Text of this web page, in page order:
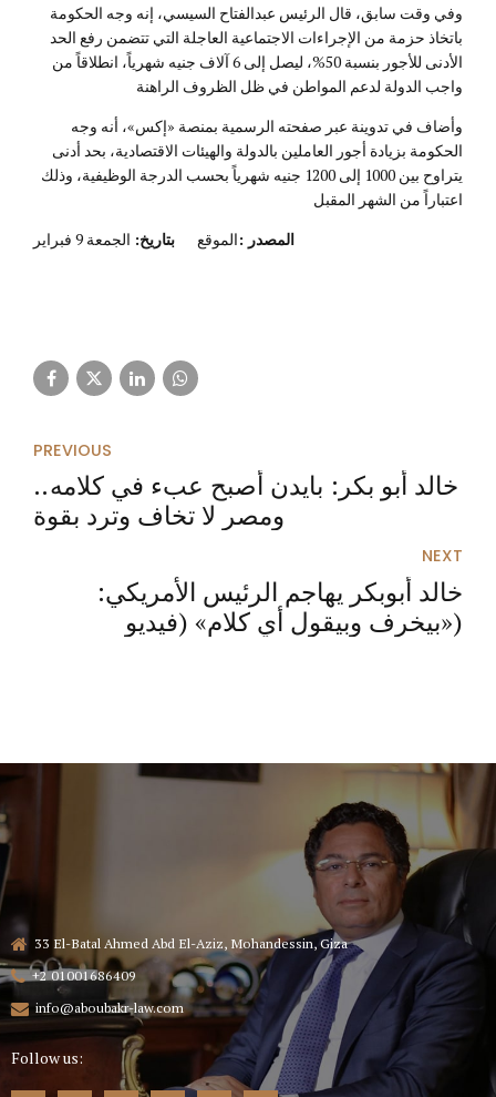
وفي وقت سابق، قال الرئيس عبدالفتاح السيسي، إنه وجه الحكومة
باتخاذ حزمة من الإجراءات الاجتماعية العاجلة التي تتضمن رفع الحد
الأدنى للأجور بنسبة 50%، ليصل إلى 6 آلاف جنيه شهرياً، انطلاقاً من
واجب الدولة لدعم المواطن في ظل الظروف الراهنة
وأضاف في تدوينة عبر صفحته الرسمية بمنصة «إكس»، أنه وجه
الحكومة بزيادة أجور العاملين بالدولة والهيئات الاقتصادية، بحد أدنى
يتراوح بين 1000 إلى 1200 جنيه شهرياً بحسب الدرجة الوظيفية، وذلك
اعتباراً من الشهر المقبل
المصدر :الموقع بتاريخ: الجمعة 9 فبراير
PREVIOUS
خالد أبو بكر: بايدن أصبح عبء في كلامه..
ومصر لا تخاف وترد بقوة
NEXT
خالد أبوبكر يهاجم الرئيس الأمريكي:
«بيخرف وبيقول أي كلام» (فيديو)
33 El-Batal Ahmed Abd El-Aziz, Mohandessin, Giza
+2 01001686409
info@aboubakr-law.com
Follow us: